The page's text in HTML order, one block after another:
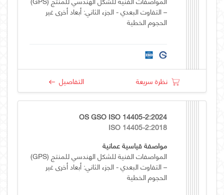
– التفاوت البعدي - الجزء الثاني: أبعاد أخرى غير
الحجوم الخطية
نظرة سريعة التفاصيل
OS GSO ISO 14405-2:2024
ISO 14405-2:2018
مواصفة قياسية عمانية
المواصفات الفنية للشكل الهندسي للمنتج (GPS)
– التفاوت البعدي - الجزء الثاني: أبعاد أخرى غير
الحجوم الخطية